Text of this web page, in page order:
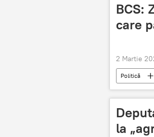
BCS:
care
2 Martie
Politică
la